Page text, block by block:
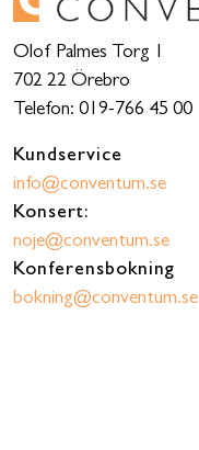
Olof Palmes Torg 1
702 22 Örebro
Telefon: 019-766 45 00
Kundservice
info@conventum.se
Konsert:
noje@conventum.se
Konferensbokning
bokning@conventum.se